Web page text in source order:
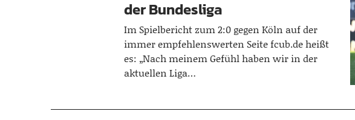
der Bundesliga
Im Spielbericht zum 2:0 gegen Köln auf der
immer empfehlenswerten Seite fcub.de heißt
es: „Nach meinem Gefühl haben wir in der
aktuellen Liga…